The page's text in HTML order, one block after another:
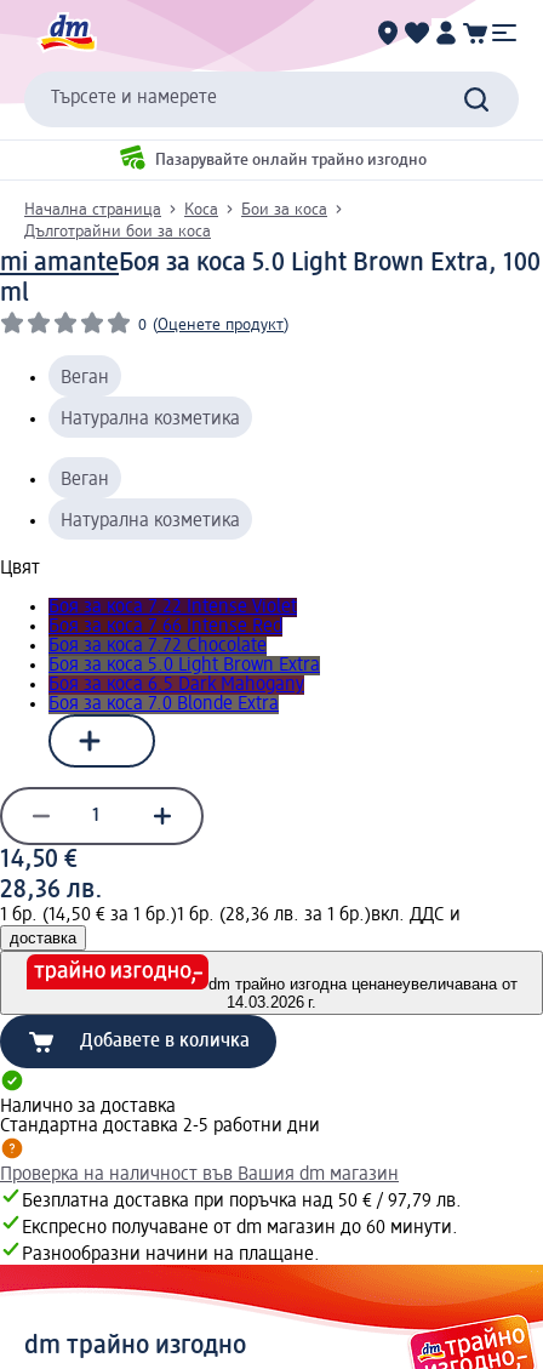
Търсете и намерете
Пазарувайте онлайн трайно изгодно
Начална страница Коса
Бои за коса
Дълготрайни бои за коса
mi amanteБоя за коса 5.0 Light Brown Extra, 100
ml
0 (Оценете продукт)
Веган
Натурална козметика
Веган
Натурална козметика
Цвят
Боя за коса 7.22 Intense Violet
Боя за коса 7.66 Intense Red
Боя за коса 7.72 Chocolate
Боя за коса 5.0 Light Brown Extra
Боя за коса 6.5 Dark Mahogany
Боя за коса 7.0 Blonde Extra
14,50 €
28,36 лв.
1 бр. (14,50 € за 1 бр.)1 бр. (28,36 лв. за 1 бр.)вкл. ДДС и
доставка
dm трайно изгодна ценанеувеличавана от
14.03.2026 г.
Добавете в количка
Налично за доставка
Стандартна доставка 2-5 работни дни
Проверка на наличност във Вашия dm магазин
Безплатна доставка при поръчка над 50 € / 97,79 лв.
Експресно получаване от dm магазин до 60 минути.
Разнообразни начини на плащане.
dm трайно изгодно